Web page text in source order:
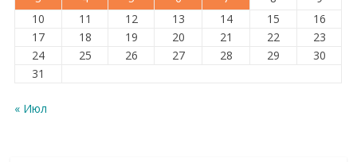
10
11 12 13 14 15
16
17
18 19 20 21 22
23
24
25 26 27 28 29
30
31
« Июл